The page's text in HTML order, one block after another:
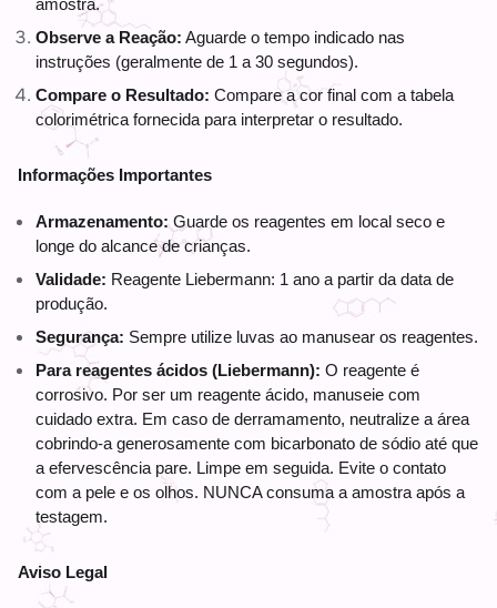
amostra.
Observe a Reação: Aguarde o tempo indicado nas
instruções (geralmente de 1 a 30 segundos).
Compare o Resultado: Compare a cor final com a tabela
colorimétrica fornecida para interpretar o resultado.
Informações Importantes
Armazenamento: Guarde os reagentes em local seco e
longe do alcance de crianças.
Validade: Reagente Liebermann: 1 ano a partir da data de
produção.
Segurança:
Para reagentes ácidos (Liebermann): O reagente é
corrosivo. Por ser um reagente ácido, manuseie com
cuidado extra. Em caso de derramamento, neutralize a área
cobrindo-a generosamente com bicarbonato de sódio até que
a efervescência pare. Limpe em seguida. Evite o contato
com a pele e os olhos. NUNCA consuma a amostra após a
testagem.
Aviso Legal